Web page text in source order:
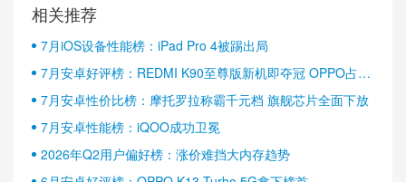
相关推荐
7月iOS设备性能榜：iPad Pro 4被踢出局
7月安卓好评榜：REDMI K90至尊版新机即夺冠 OPPO占据
半壁江山
7月安卓性价比榜：摩托罗拉称霸千元档 旗舰芯片全面下放
7月安卓性能榜：iQOO成功卫冕
2026年Q2用户偏好榜：涨价难挡大内存趋势